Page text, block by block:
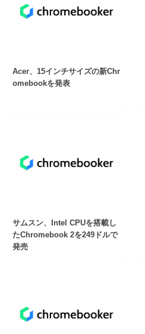
Acer、15インチサイズの新Chr
omebookを発表
サムスン、Intel CPUを搭載し
たChromebook 2を249ドルで
発売